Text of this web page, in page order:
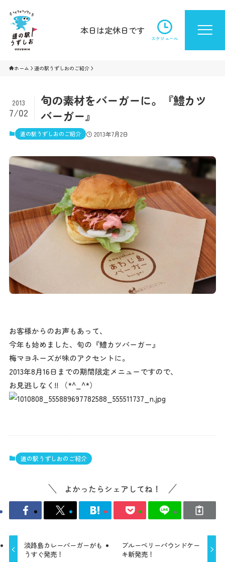
本日は定休日です
スケジュール
ホーム 道の駅うずしおのご紹介
旬の素材をバーガーに。『鱧カツ
バーガー』
2013
7/02
道の駅うずしおのご紹介 2013年7月2日
お客様からのお声もあって、
今年も始めました、旬の『鱧カツバーガー』
梅マヨネーズが味のアクセントに。
2013年8月16日までの期間限定メニューですので、
お見逃しなく!! （*^_^*）
道の駅うずしおのご紹介
よかったらシェアしてね！
淡路島カレーバーガーがも
うすぐ発売！
ブルーベリーパウンドケー
キ新発売！